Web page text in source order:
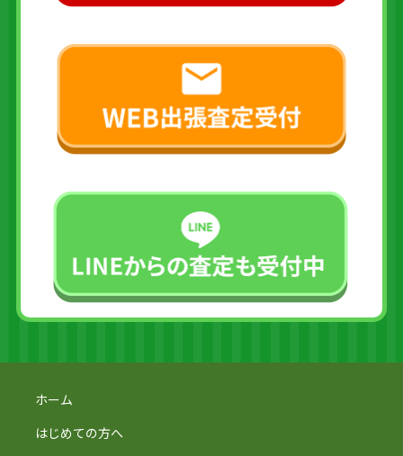
ホーム
はじめての方へ